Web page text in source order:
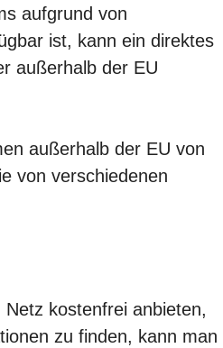
aufgrund von
ist, kann ein direktes
außerhalb der EU
außerhalb der EU von
von verschiedenen
Netz kostenfrei anbieten,
zu finden, kann man